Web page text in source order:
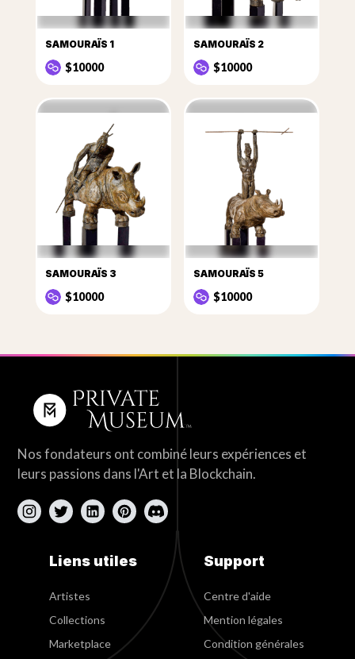
SAMOURAÏS 1
$10000
SAMOURAÏS 2
$10000
SAMOURAÏS 3
$10000
SAMOURAÏS 5
$10000
Nos fondateurs ont combiné leurs expériences et
leurs passions dans l'Art et la Blockchain.
Liens utiles
Artistes
Collections
Marketplace
Support
Centre d'aide
Mention légales
Condition générales